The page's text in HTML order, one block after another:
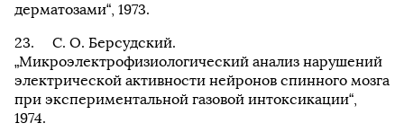
дерматозами“, 1973.
С. О. Берсудский.
„Микроэлектрофизиологический анализ нарушений
электрической активности нейронов спинного мозга
при экспериментальной газовой интоксикации“,
1974.